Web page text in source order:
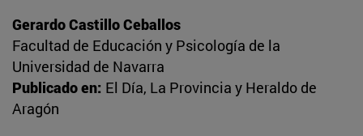
Gerardo Castillo Ceballos
Facultad de Educación y Psicología de la
Universidad de Navarra
Publicado en: El Día, La Provincia y Heraldo de
Aragón